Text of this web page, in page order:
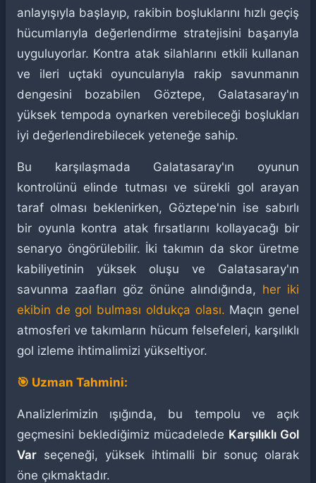
anlayışıyla başlayıp, rakibin boşluklarını hızlı geçiş
hücumlarıyla değerlendirme stratejisini başarıyla
uyguluyorlar. Kontra atak silahlarını etkili kullanan
ve ileri uçtaki oyuncularıyla rakip savunmanın
dengesini bozabilen Göztepe, Galatasaray'ın
yüksek tempoda oynarken verebileceği boşlukları
iyi değerlendirebilecek yeteneğe sahip.
Bu karşılaşmada Galatasaray'ın oyunun
kontrolünü elinde tutması ve sürekli gol arayan
taraf olması beklenirken, Göztepe'nin ise sabırlı
bir oyunla kontra atak fırsatlarını kollayacağı bir
senaryo öngörülebilir. İki takımın da skor üretme
kabiliyetinin yüksek oluşu ve Galatasaray'ın
savunma zaafları göz önüne alındığında, her iki
ekibin de gol bulması oldukça olası. Maçın genel
atmosferi ve takımların hücum felsefeleri, karşılıklı
gol izleme ihtimalimizi yükseltiyor.
🎯 Uzman Tahmini:
Analizlerimizin ışığında, bu tempolu ve açık
geçmesini beklediğimiz mücadelede Karşılıklı Gol
Var seçeneği, yüksek ihtimalli bir sonuç olarak
öne çıkmaktadır.